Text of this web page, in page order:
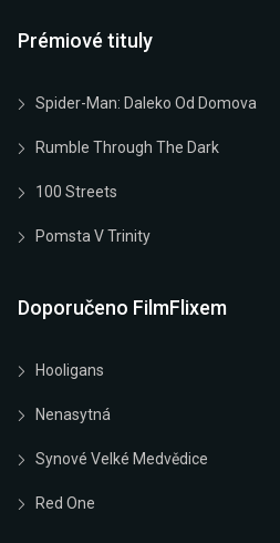
Prémiové tituly
Spider-Man: Daleko Od Domova
Rumble Through The Dark
100 Streets
Pomsta V Trinity
Doporučeno FilmFlixem
Hooligans
Nenasytná
Synové Velké Medvědice
Red One